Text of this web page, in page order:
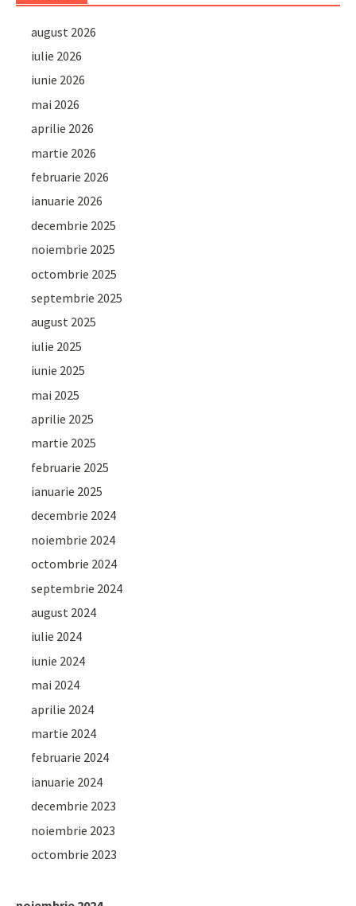
august 2026
iulie 2026
iunie 2026
mai 2026
aprilie 2026
martie 2026
februarie 2026
ianuarie 2026
decembrie 2025
noiembrie 2025
octombrie 2025
septembrie 2025
august 2025
iulie 2025
iunie 2025
mai 2025
aprilie 2025
martie 2025
februarie 2025
ianuarie 2025
decembrie 2024
noiembrie 2024
octombrie 2024
septembrie 2024
august 2024
iulie 2024
iunie 2024
mai 2024
aprilie 2024
martie 2024
februarie 2024
ianuarie 2024
decembrie 2023
noiembrie 2023
octombrie 2023